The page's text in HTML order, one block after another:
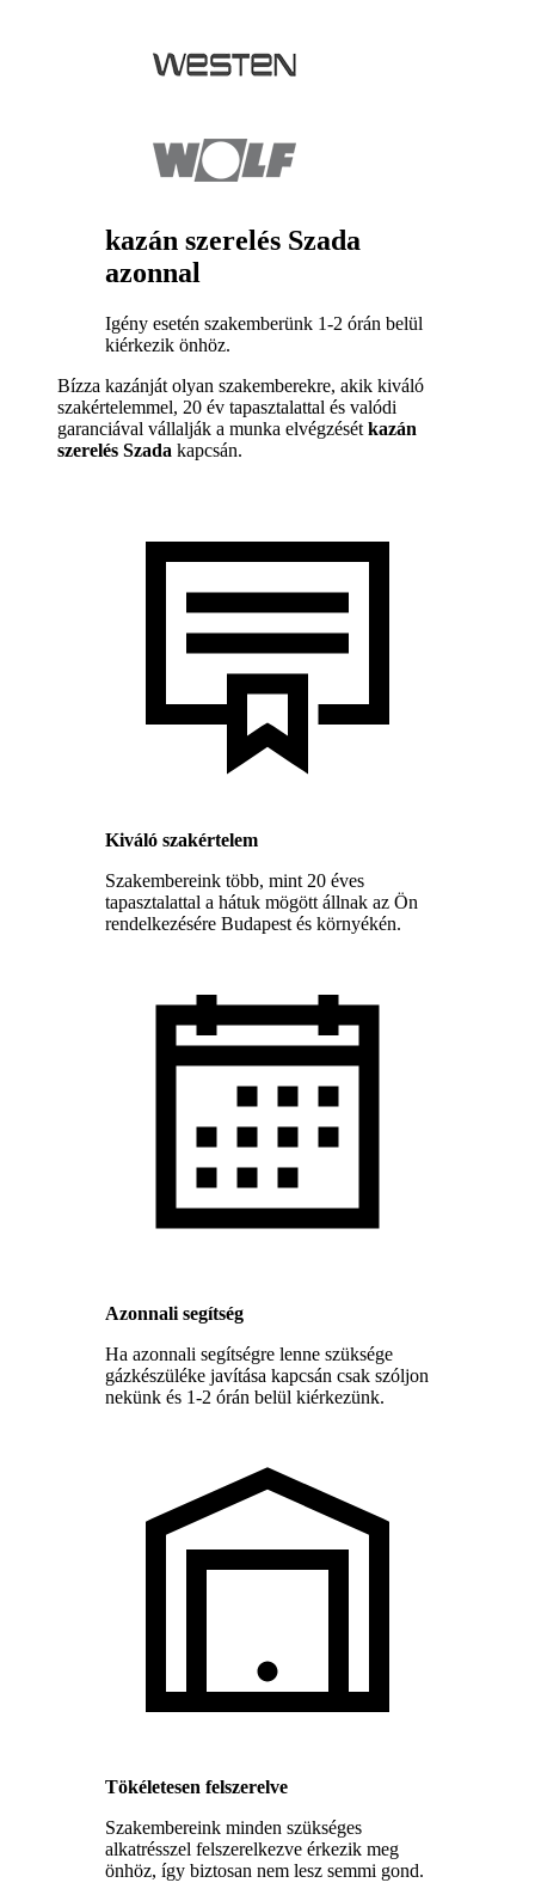
kazán szerelés Szada
azonnal
Igény esetén szakemberünk 1-2 órán belül
kiérkezik önhöz.
Bízza kazánját olyan szakemberekre, akik kiváló
szakértelemmel, 20 év tapasztalattal és valódi
garanciával vállalják a munka elvégzését kazán
szerelés Szada kapcsán.
Kiváló szakértelem
Szakembereink több, mint 20 éves
tapasztalattal a hátuk mögött állnak az Ön
rendelkezésére Budapest és környékén.
Azonnali segítség
Ha azonnali segítségre lenne szüksége
gázkészüléke javítása kapcsán csak szóljon
nekünk és 1-2 órán belül kiérkezünk.
Tökéletesen felszerelve
Szakembereink minden szükséges
alkatrésszel felszerelkezve érkezik meg
önhöz, így biztosan nem lesz semmi gond.